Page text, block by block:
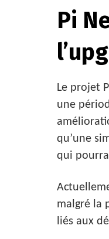
Pi
Le projet
une
qu’une
qui
malgré la
liés aux